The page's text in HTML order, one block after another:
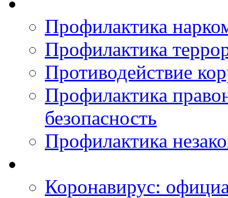
Профилактика
Профилактика
Противодействие
Профилактика
безопасность
Профилактика
Коронавирус: